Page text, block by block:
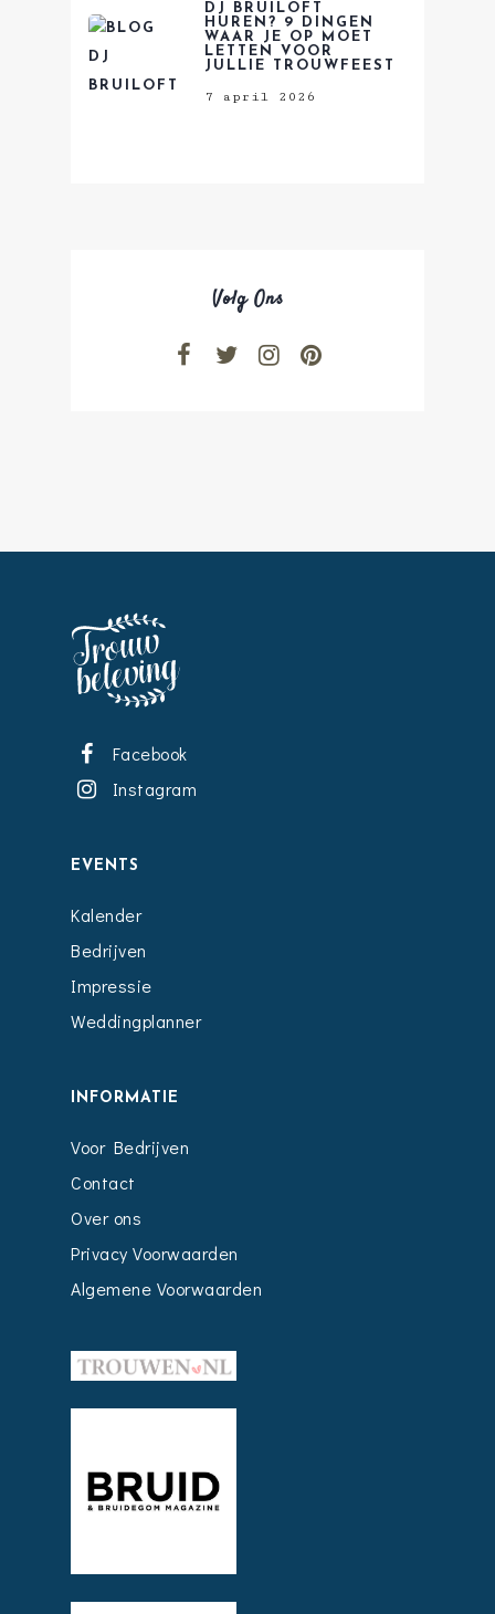
DJ BRUILOFT
HUREN? 9 DINGEN
WAAR JE OP MOET
LETTEN VOOR
JULLIE TROUWFEEST
7 april 2026
Volg Ons
Facebook
Instagram
EVENTS
Kalender
Bedrijven
Impressie
Weddingplanner
INFORMATIE
Voor Bedrijven
Contact
Over ons
Privacy Voorwaarden
Algemene Voorwaarden